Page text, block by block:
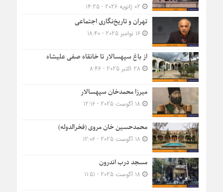
تهران و تاریخ‌نگاری اجتماعی
16 نوامبر 2025 - 18:40
از باغ سپهسالار تا خانقاه صفی علیشاه
میرزا محمدخان سپهسالار
محمدحسین خان مروی (فخرالدوله)
مسجد درب اندرون